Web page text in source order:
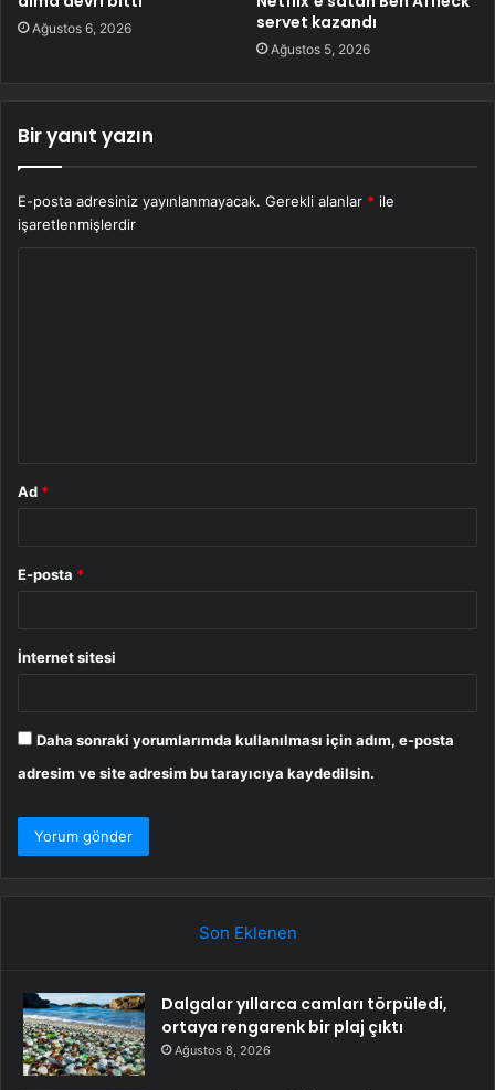
Ağustos 6, 2026
servet kazandı
Ağustos 5, 2026
Bir yanıt yazın
E-posta adresiniz yayınlanmayacak. Gerekli alanlar * ile
işaretlenmişlerdir
Ad *
E-posta *
İnternet sitesi
Daha sonraki yorumlarımda kullanılması için adım, e-posta
adresim ve site adresim bu tarayıcıya kaydedilsin.
Son Eklenen
Dalgalar yıllarca camları törpüledi,
ortaya rengarenk bir plaj çıktı
Ağustos 8, 2026